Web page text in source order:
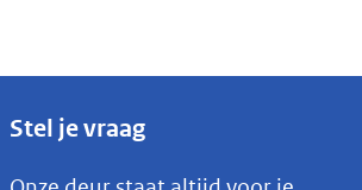
Stel je vraag